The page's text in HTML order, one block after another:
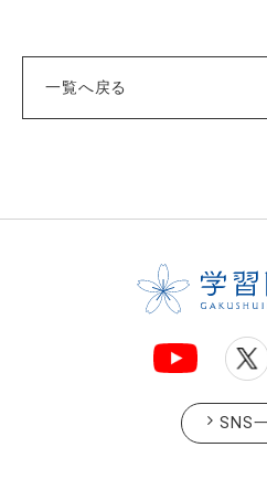
一覧へ戻る
SNS